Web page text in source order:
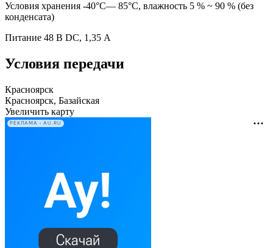
Условия хранения -40°C— 85°C, влажность 5 % ~ 90 % (без
конденсата)
Питание 48 В DC, 1,35 А
Условия передачи
Красноярск
Красноярск, Базайская
Увеличить карту
РЕКЛАМА • AU.RU